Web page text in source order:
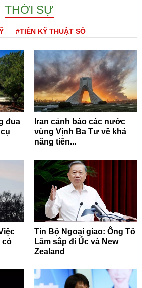
THỜI SỰ
#TIỀN KỸ THUẬT SỐ
đua
Iran cảnh báo các nước
vùng Vịnh Ba Tư về khả
năng tiến...
có
Tin Bộ Ngoại giao: Ông Tô
Lâm sắp đi Úc và New
Zealand